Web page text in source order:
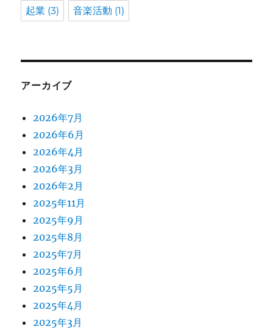
起業 (3) 音楽活動 (1)
アーカイブ
2026年7月
2026年6月
2026年4月
2026年3月
2026年2月
2025年11月
2025年9月
2025年8月
2025年7月
2025年6月
2025年5月
2025年4月
2025年3月